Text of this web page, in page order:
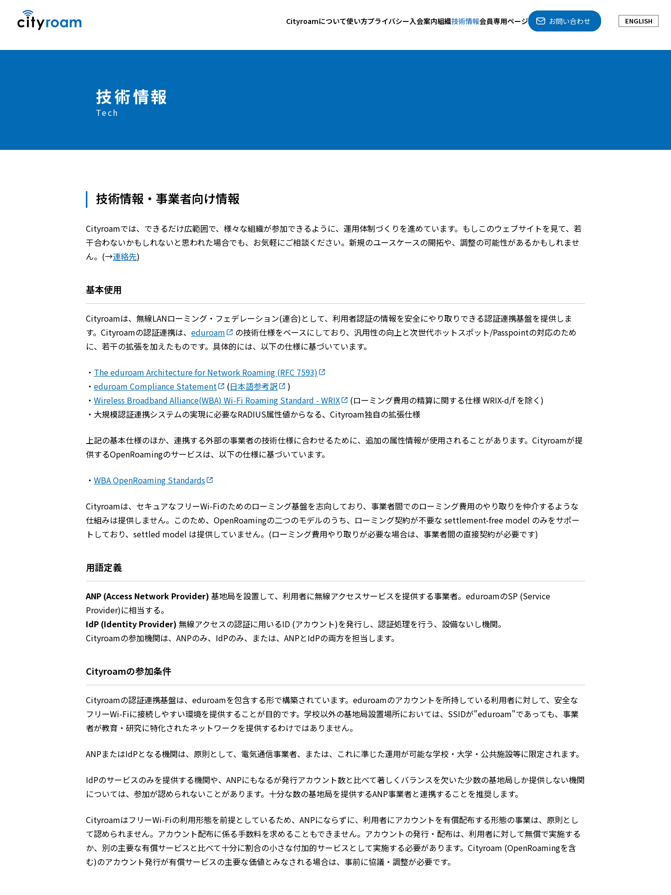
Cityroamについて使い方プライバシー入会案内組織技術情報会員専用ページ お問い合わせ ENGLISH
技術情報
Tech
技術情報・事業者向け情報
Cityroamでは、できるだけ広範囲で、様々な組織が参加できるように、運用体制づくりを進めています。もしこのウェブサイトを見て、若
干合わないかもしれないと思われた場合でも、お気軽にご相談ください。新規のユースケースの開拓や、調整の可能性があるかもしれませ
ん。(→連絡先)
基本使用
Cityroamは、無線LANローミング・フェデレーション(連合)として、利用者認証の情報を安全にやり取りできる認証連携基盤を提供しま
す。Cityroamの認証連携は、 eduroam
の技術仕様をベースにしており、汎用性の向上と次世代ホットスポット/Passpointの対応のため
に、若干の拡張を加えたものです。具体的には、以下の仕様に基づいています。
・ The eduroam Architecture for Network Roaming (RFC 7593)
・ eduroam Compliance Statement (日本語参考訳
)
・ Wireless Broadband Alliance(WBA) Wi-Fi Roaming Standard - WRIX
(ローミング費用の精算に関する仕様 WRIX-d/f を除く)
・大規模認証連携システムの実現に必要なRADIUS属性値からなる、Cityroam独自の拡張仕様
上記の基本仕様のほか、連携する外部の事業者の技術仕様に合わせるために、追加の属性情報が使用されることがあります。Cityroamが提
供するOpenRoamingのサービスは、以下の仕様に基づいています。
・ WBA OpenRoaming Standards
Cityroamは、セキュアなフリーWi-Fiのためのローミング基盤を志向しており、事業者間でのローミング費用のやり取りを仲介するような
仕組みは提供しません。このため、OpenRoamingの二つのモデルのうち、ローミング契約が不要な settlement-free model のみをサポー
トしており、settled model は提供していません。(ローミング費用やり取りが必要な場合は、事業者間の直接契約が必要です)
用語定義
ANP (Access Network Provider) 基地局を設置して、利用者に無線アクセスサービスを提供する事業者。eduroamのSP (Service
Provider)に相当する。
IdP (Identity Provider) 無線アクセスの認証に用いるID (アカウント)を発行し、認証処理を行う、設備ないし機関。
Cityroamの参加機関は、ANPのみ、IdPのみ、または、ANPとIdPの両方を担当します。
Cityroamの参加条件
Cityroamの認証連携基盤は、eduroamを包含する形で構築されています。eduroamのアカウントを所持している利用者に対して、安全な
フリーWi-Fiに接続しやすい環境を提供することが目的です。学校以外の基地局設置場所においては、SSIDが"eduroam"であっても、事業
者が教育・研究に特化されたネットワークを提供するわけではありません。
ANPまたはIdPとなる機関は、原則として、電気通信事業者、または、これに準じた運用が可能な学校・大学・公共施設等に限定されます。
IdPのサービスのみを提供する機関や、ANPにもなるが発行アカウント数と比べて著しくバランスを欠いた少数の基地局しか提供しない機関
については、参加が認められないことがあります。十分な数の基地局を提供するANP事業者と連携することを推奨します。
CityroamはフリーWi-Fiの利用形態を前提としているため、ANPにならずに、利用者にアカウントを有償配布する形態の事業は、原則とし
て認められません。アカウント配布に係る手数料を求めることもできません。アカウントの発行・配布は、利用者に対して無償で実施する
か、別の主要な有償サービスと比べて十分に割合の小さな付加的サービスとして実施する必要があります。Cityroam (OpenRoamingを含
む)のアカウント発行が有償サービスの主要な価値とみなされる場合は、事前に協議・調整が必要です。